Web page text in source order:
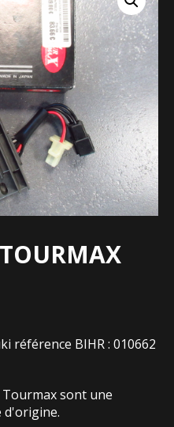
référence BIHR : 010662
sont une
d'origine.